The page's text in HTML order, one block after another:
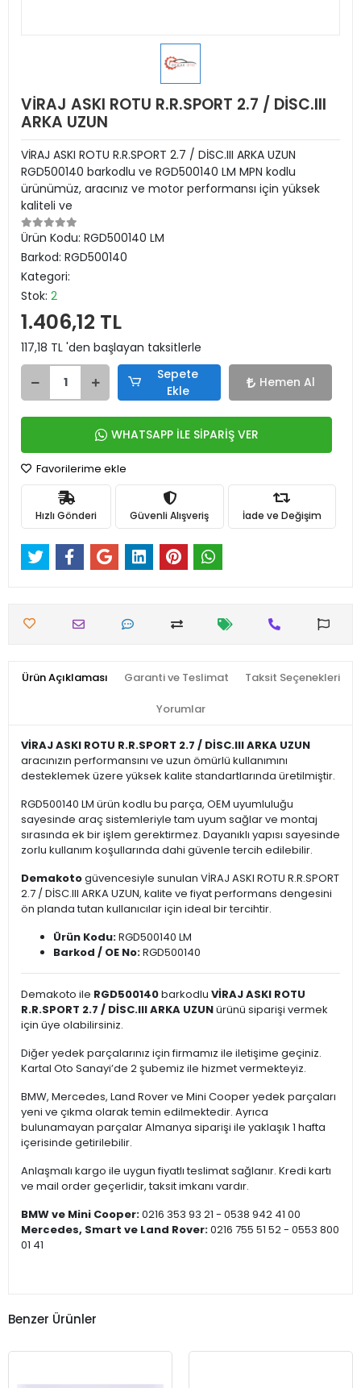
VİRAJ ASKI ROTU R.R.SPORT 2.7 / DİSC.III
ARKA UZUN
VİRAJ ASKI ROTU R.R.SPORT 2.7 / DİSC.III ARKA UZUN
RGD500140 barkodlu ve RGD500140 LM MPN kodlu
ürünümüz, aracınız ve motor performansı için yüksek
kaliteli ve
Ürün Kodu: RGD500140 LM
Barkod: RGD500140
Kategori:
Stok: 2
1.406,12 TL
117,18 TL 'den başlayan taksitlerle
Sepete
Ekle
Hemen Al
WHATSAPP İLE SİPARİŞ VER
Favorilerime ekle
Hızlı Gönderi Güvenli Alışveriş İade ve Değişim
Ürün Açıklaması Garanti ve Teslimat Taksit Seçenekleri
Yorumlar
VİRAJ ASKI ROTU R.R.SPORT 2.7 / DİSC.III ARKA UZUN
aracınızın performansını ve uzun ömürlü kullanımını
desteklemek üzere yüksek kalite standartlarında üretilmiştir.
RGD500140 LM ürün kodlu bu parça, OEM uyumluluğu
sayesinde araç sistemleriyle tam uyum sağlar ve montaj
sırasında ek bir işlem gerektirmez. Dayanıklı yapısı sayesinde
zorlu kullanım koşullarında dahi güvenle tercih edilebilir.
Demakotogüvencesiyle sunulan VİRAJ ASKI ROTU R.R.SPORT
2.7 / DİSC.III ARKA UZUN, kalite ve fiyat performans dengesini
ön planda tutan kullanıcılar için ideal bir tercihtir.
Ürün Kodu:RGD500140 LM
Barkod / OE No:RGD500140
Demakoto ile RGD500140barkodlu VİRAJ ASKI ROTU
R.R.SPORT 2.7 / DİSC.III ARKA UZUNürünü siparişi vermek
için üye olabilirsiniz.
Diğer yedek parçalarınız için firmamız ile iletişime geçiniz.
Kartal Oto Sanayi’de 2 şubemiz ile hizmet vermekteyiz.
BMW, Mercedes, Land Rover ve Mini Cooper yedek parçaları
yeni ve çıkma olarak temin edilmektedir. Ayrıca
bulunamayan parçalar Almanya siparişi ile yaklaşık 1 hafta
içerisinde getirilebilir.
Anlaşmalı kargo ile uygun fiyatlı teslimat sağlanır. Kredi kartı
ve mail order geçerlidir, taksit imkanı vardır.
BMW ve Mini Cooper:0216 353 93 21 - 0538 942 41 00
Mercedes, Smart ve Land Rover:0216 755 51 52 - 0553 800
01 41
Benzer Ürünler